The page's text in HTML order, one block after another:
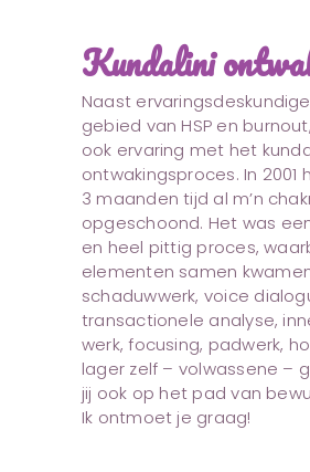
Kundalini
Naast
gebied van HSP en
ook ervaring met het
ontwakingsproces. In 2001
3 maanden tijd al m’n
opgeschoond. Het was
en heel pittig proces,
elementen samen
schaduwwerk, voice
transactionele analyse,
werk, focusing, padwerk,
lager zelf – volwassene –
jij ook op het pad van
Ik ontmoet je graag!